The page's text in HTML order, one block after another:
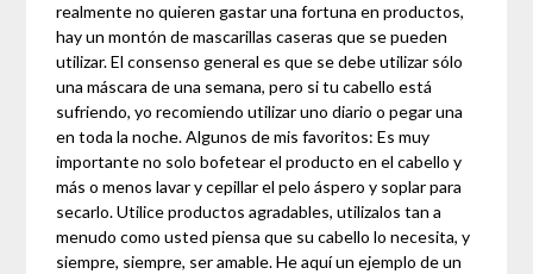
realmente no quieren gastar una fortuna en productos,
hay un montón de mascarillas caseras que se pueden
utilizar. El consenso general es que se debe utilizar sólo
una máscara de una semana, pero si tu cabello está
sufriendo, yo recomiendo utilizar uno diario o pegar una
en toda la noche. Algunos de mis favoritos: Es muy
importante no solo bofetear el producto en el cabello y
más o menos lavar y cepillar el pelo áspero y soplar para
secarlo. Utilice productos agradables, utilizalos tan a
menudo como usted piensa que su cabello lo necesita, y
siempre, siempre, ser amable. He aquí un ejemplo de un